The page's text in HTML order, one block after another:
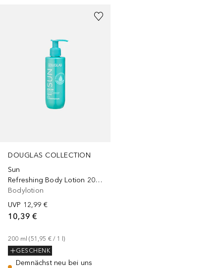
DOUGLAS COLLECTION
Sun
Refreshing Body Lotion 200ml
Bodylotion
UVP 12,99 €
10,39 €
200 ml (51,95 € / 1 l)
GESCHENK
Demnächst neu bei uns